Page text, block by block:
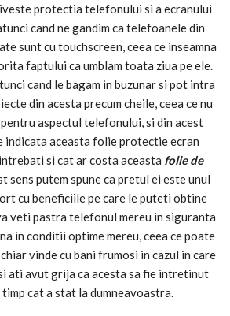
protectia telefonului si a ecranului
cand ne gandim ca telefoanele din
sunt cu touchscreen, ceea ce inseamna
faptului ca umblam toata ziua pe ele.
cand le bagam in buzunar si pot intra
din acesta precum cheile, ceea ce nu
aspectul telefonului, si din acest
indicata aceasta folie protectie ecran
si cat ar costa aceasta folie de
sens putem spune ca pretul ei este unul
cu beneficiile pe care le puteti obtine
veti pastra telefonul mereu in siguranta
in conditii optime mereu, ceea ce poate
vinde cu bani frumosi in cazul in care
ati avut grija ca acesta sa fie intretinut
cat a stat la dumneavoastra.